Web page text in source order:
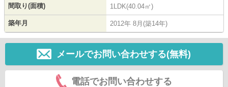
間取り(面積) 1LDK(40.04㎡)
築年月 2012年 8月(築14年)
メールでお問い合わせする(無料)
電話でお問い合わせする